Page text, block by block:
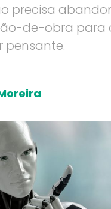
precisa
de-obra para
pensante.